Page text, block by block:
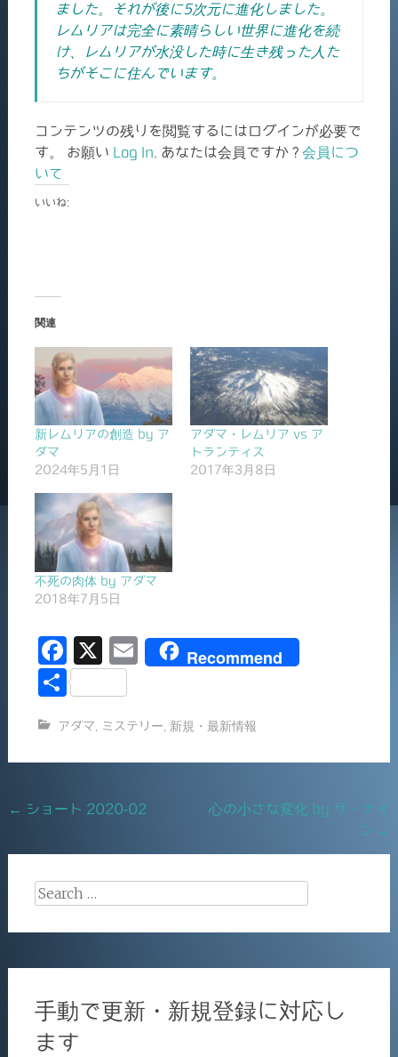
ました。それが後に5次元に進化しました。
レムリアは完全に素晴らしい世界に進化を続
け、レムリアが水没した時に生き残った人た
ちがそこに住んでいます。
コンテンツの残りを閲覧するにはログインが必要で
す。 お願い Log In . あなたは会員ですか ? 会員につ
いて
いいね:
関連
新レムリアの創造 by ア
ダマ
2024年5月1日
アダマ・レムリア vs ア
トランティス
2017年3月8日
不死の肉体 by アダマ
2018年7月5日
F
a
e
b
o
k
X
E
l
Recommend
共
アダマ ミステリー 新規・最新情報
Post
← ショート 2020-02
心の小さな変化 by ザ・ナイ
ン →
Search
手動で更新・新規登録に対応し
ます